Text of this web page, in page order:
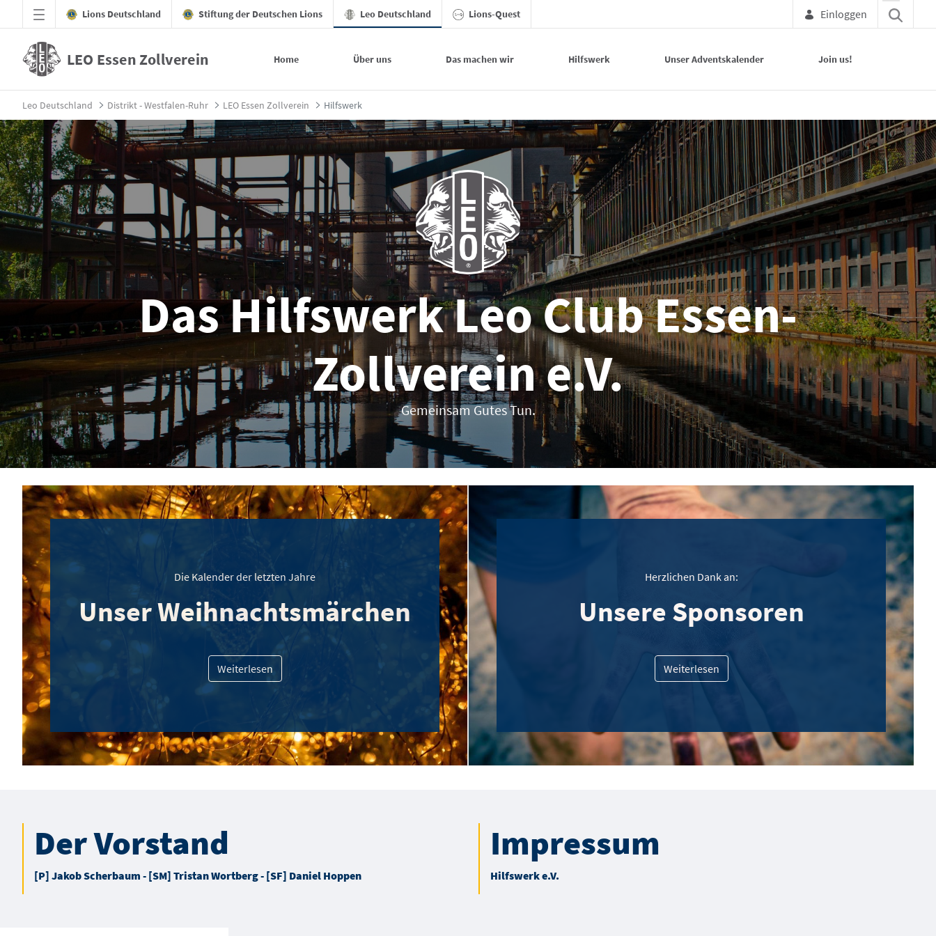
Zum Hauptinhalt springen
Lions Deutschland Stiftung der Deutschen Lions Leo Deutschland Lions-Quest Einloggen
LEO Essen Zollverein Home Über uns Das machen wir Hilfswerk Unser Adventskalender Join us!
Hilfswerk - LEO Essen Zollverein
Leo Deutschland Distrikt - Westfalen-Ruhr LEO Essen Zollverein Hilfswerk
Das Hilfswerk Leo Club Essen-
Zollverein e.V.
Gemeinsam Gutes Tun.
Die Kalender der letzten Jahre
Unser Weihnachtsmärchen
Weiterlesen
Herzlichen Dank an:
Unsere Sponsoren
Weiterlesen
Der Vorstand
[P] Jakob Scherbaum - [SM] Tristan Wortberg - [SF] Daniel Hoppen
Impressum
Hilfswerk e.V.